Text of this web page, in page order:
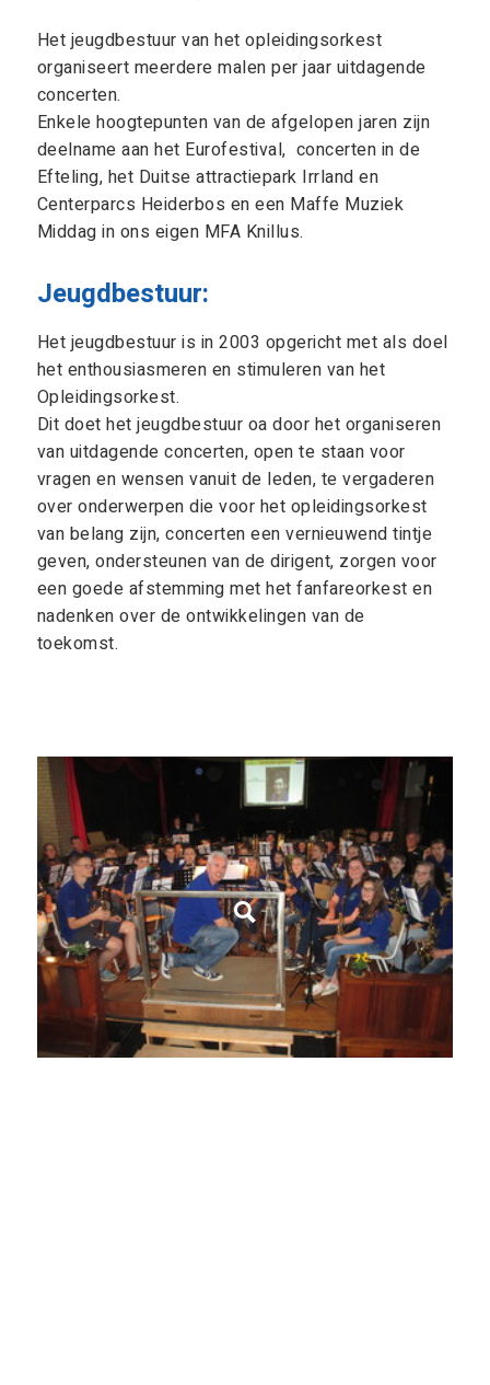
Het jeugdbestuur van het opleidingsorkest
organiseert meerdere malen per jaar uitdagende
concerten.
Enkele hoogtepunten van de afgelopen jaren zijn
deelname aan het Eurofestival, concerten in de
Efteling, het Duitse attractiepark Irrland en
Centerparcs Heiderbos en een Maffe Muziek
Middag in ons eigen MFA Knillus.
Jeugdbestuur:
Het jeugdbestuur is in 2003 opgericht met als doel
het enthousiasmeren en stimuleren van het
Opleidingsorkest.
Dit doet het jeugdbestuur oa door het organiseren
van uitdagende concerten, open te staan voor
vragen en wensen vanuit de leden, te vergaderen
over onderwerpen die voor het opleidingsorkest
van belang zijn, concerten een vernieuwend tintje
geven, ondersteunen van de dirigent, zorgen voor
een goede afstemming met het fanfareorkest en
nadenken over de ontwikkelingen van de
toekomst.